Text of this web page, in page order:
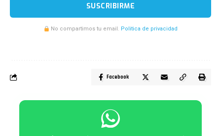
SUSCRIBIRME
No compartimos tu email. Politica de privacidad
Facebook